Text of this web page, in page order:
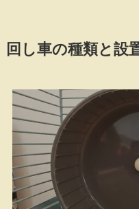
回し車の種類と設